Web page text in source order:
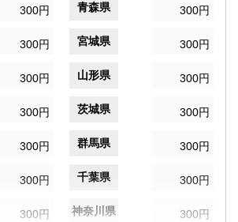
300円 青森県 300円
300円 宮城県 300円
300円 山形県 300円
300円 茨城県 300円
300円 群馬県 300円
300円 千葉県 300円
300円 神奈川県 300円